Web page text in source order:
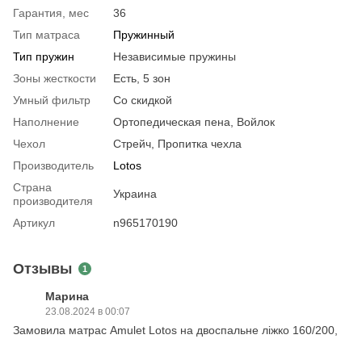
Гарантия, мес
36
Тип матраса
Пружинный
Тип пружин
Независимые пружины
Зоны жесткости
Есть, 5 зон
Умный фильтр
Со скидкой
Наполнение
Ортопедическая пена, Войлок
Чехол
Стрейч, Пропитка чехла
Производитель
Lotos
Страна
производителя
Украина
Артикул n965170190
Отзывы 1
Марина
23.08.2024 в 00:07
Замовила матрас Amulet Lotos на двоспальне ліжко 160/200,